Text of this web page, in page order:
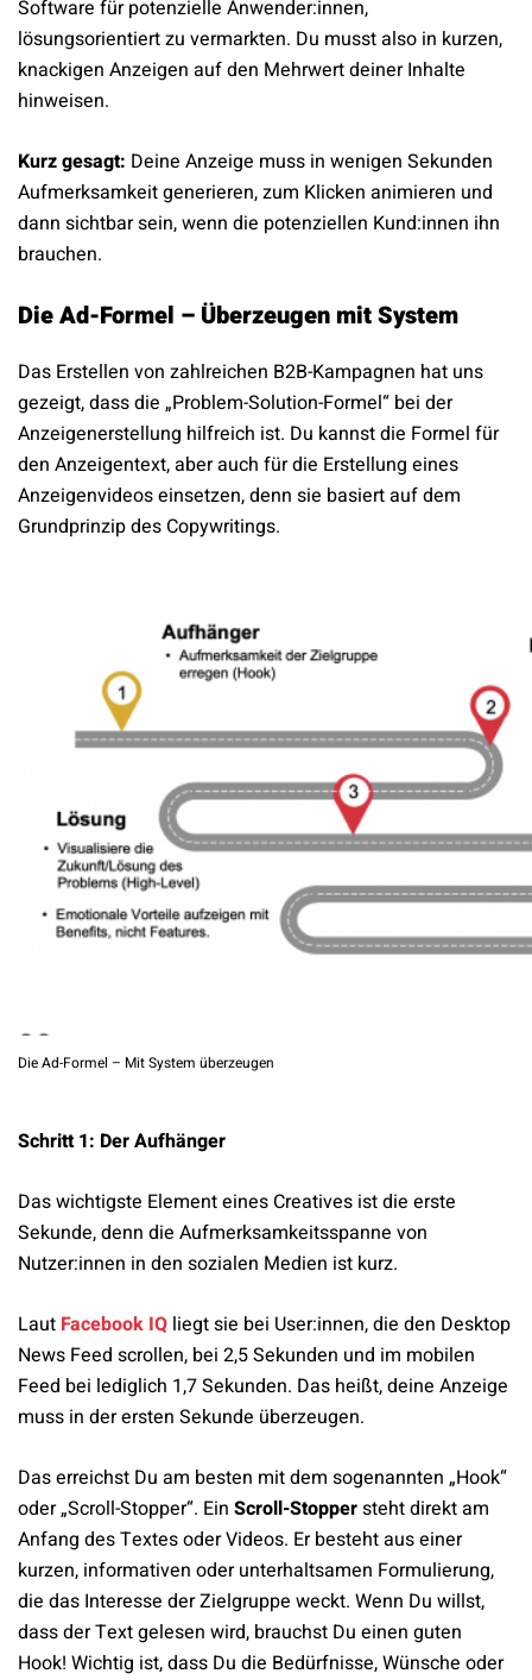
Software für potenzielle Anwender:innen,
lösungsorientiert zu vermarkten. Du musst also in kurzen,
knackigen Anzeigen auf den Mehrwert deiner Inhalte
hinweisen.
Kurz gesagt: Deine Anzeige muss in wenigen Sekunden
Aufmerksamkeit generieren, zum Klicken animieren und
dann sichtbar sein, wenn die potenziellen Kund:innen ihn
brauchen.
Die Ad-Formel – Überzeugen mit System
Das Erstellen von zahlreichen B2B-Kampagnen hat uns
gezeigt, dass die „Problem-Solution-Formel“ bei der
Anzeigenerstellung hilfreich ist. Du kannst die Formel für
den Anzeigentext, aber auch für die Erstellung eines
Anzeigenvideos einsetzen, denn sie basiert auf dem
Grundprinzip des Copywritings.
Die Ad-Formel – Mit System überzeugen
Schritt 1: Der Aufhänger
Das wichtigste Element eines Creatives ist die erste
Sekunde, denn die Aufmerksamkeitsspanne von
Nutzer:innen in den sozialen Medien ist kurz.
Laut Facebook IQ liegt sie bei User:innen, die den Desktop
News Feed scrollen, bei 2,5 Sekunden und im mobilen
Feed bei lediglich 1,7 Sekunden. Das heißt, deine Anzeige
muss in der ersten Sekunde überzeugen.
Das erreichst Du am besten mit dem sogenannten „Hook“
oder „Scroll-Stopper“. Ein Scroll-Stoppersteht direkt am
Anfang des Textes oder Videos. Er besteht aus einer
kurzen, informativen oder unterhaltsamen Formulierung,
die das Interesse der Zielgruppe weckt. Wenn Du willst,
dass der Text gelesen wird, brauchst Du einen guten
Hook! Wichtig ist, dass Du die Bedürfnisse, Wünsche oder